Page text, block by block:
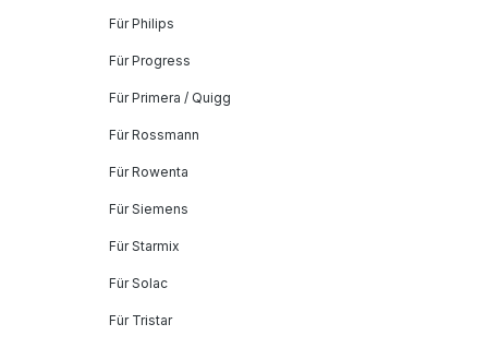
Für Philips
Für Progress
Für Primera / Quigg
Für Rossmann
Für Rowenta
Für Siemens
Für Starmix
Für Solac
Für Tristar